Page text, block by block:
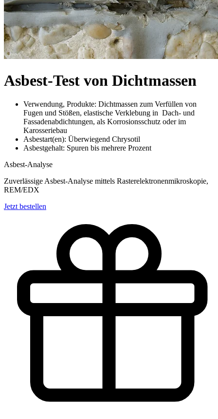
Asbest-Test von Dichtmassen
Verwendung, Produkte: Dichtmassen zum Verfüllen von
Fugen und Stößen, elastische Verklebung in Dach- und
Fassadenabdichtungen, als Korrosionsschutz oder im
Karosseriebau
Asbestart(en): Überwiegend Chrysotil
Asbestgehalt: Spuren bis mehrere Prozent
Asbest-Analyse
Zuverlässige Asbest-Analyse mittels Rasterelektronenmikroskopie,
REM/EDX
Jetzt bestellen